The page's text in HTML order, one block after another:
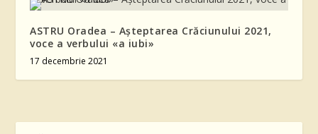
ASTRU Oradea – Așteptarea Crăciunului 2021,
voce a verbului «a iubi»
17 decembrie 2021